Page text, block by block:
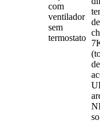
com
ventilador
sem
termostato
de